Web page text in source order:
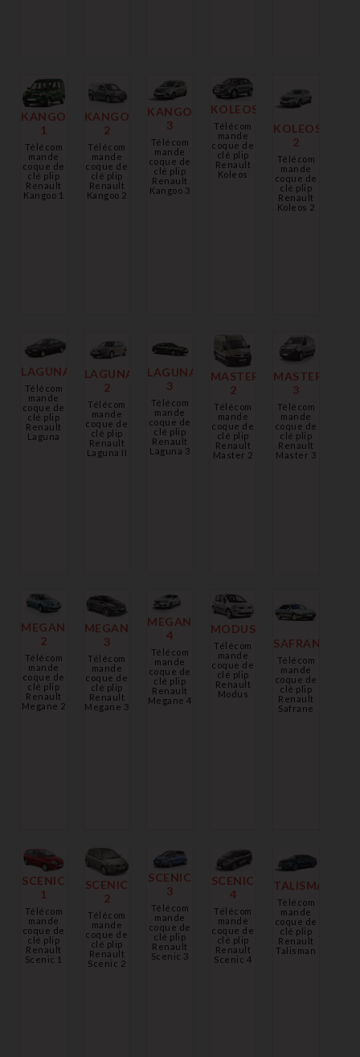
KANGOO
1
Télécom
mande
coque de
clé plip
Renault
Kangoo 1
KANGOO
2
Télécom
mande
coque de
clé plip
Renault
Kangoo 2
KANGOO
3
Télécom
mande
coque de
clé plip
Renault
Kangoo 3
KOLEOS
Télécom
mande
coque de
clé plip
Renault
Koleos
KOLEOS
2
Télécom
mande
coque de
clé plip
Renault
Koleos 2
LAGUNA
Télécom
mande
coque de
clé plip
Renault
Laguna
LAGUNA
2
Télécom
mande
coque de
clé plip
Renault
Laguna II
LAGUNA
3
Télécom
mande
coque de
clé plip
Renault
Laguna 3
MASTER
2
Télécom
mande
coque de
clé plip
Renault
Master 2
MASTER
3
Télécom
mande
coque de
clé plip
Renault
Master 3
MEGANE
2
Télécom
mande
coque de
clé plip
Renault
Megane 2
MEGANE
3
Télécom
mande
coque de
clé plip
Renault
Megane 3
MEGANE
4
Télécom
mande
coque de
clé plip
Renault
Megane 4
MODUS
Télécom
mande
coque de
clé plip
Renault
Modus
SAFRANE
Télécom
mande
coque de
clé plip
Renault
Safrane
SCENIC
1
Télécom
mande
coque de
clé plip
Renault
Scenic 1
SCENIC
2
Télécom
mande
coque de
clé plip
Renault
Scenic 2
SCENIC
3
Télécom
mande
coque de
clé plip
Renault
Scenic 3
SCENIC
4
Télécom
mande
coque de
clé plip
Renault
Scenic 4
TALISMAN
Télécom
mande
coque de
clé plip
Renault
Talisman